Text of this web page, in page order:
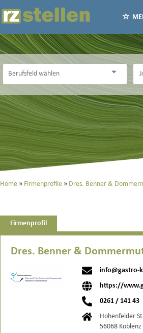
Home Firmenprofile Dres. Benner &
Firmenprofil
Dres. Benner &
info@gastro-
https://
0261 / 141 43
Hohenfelder
56068 Koblenz